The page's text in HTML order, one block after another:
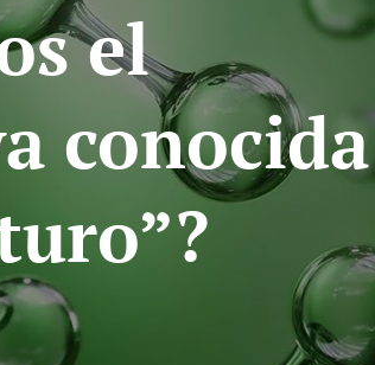
el
conocida